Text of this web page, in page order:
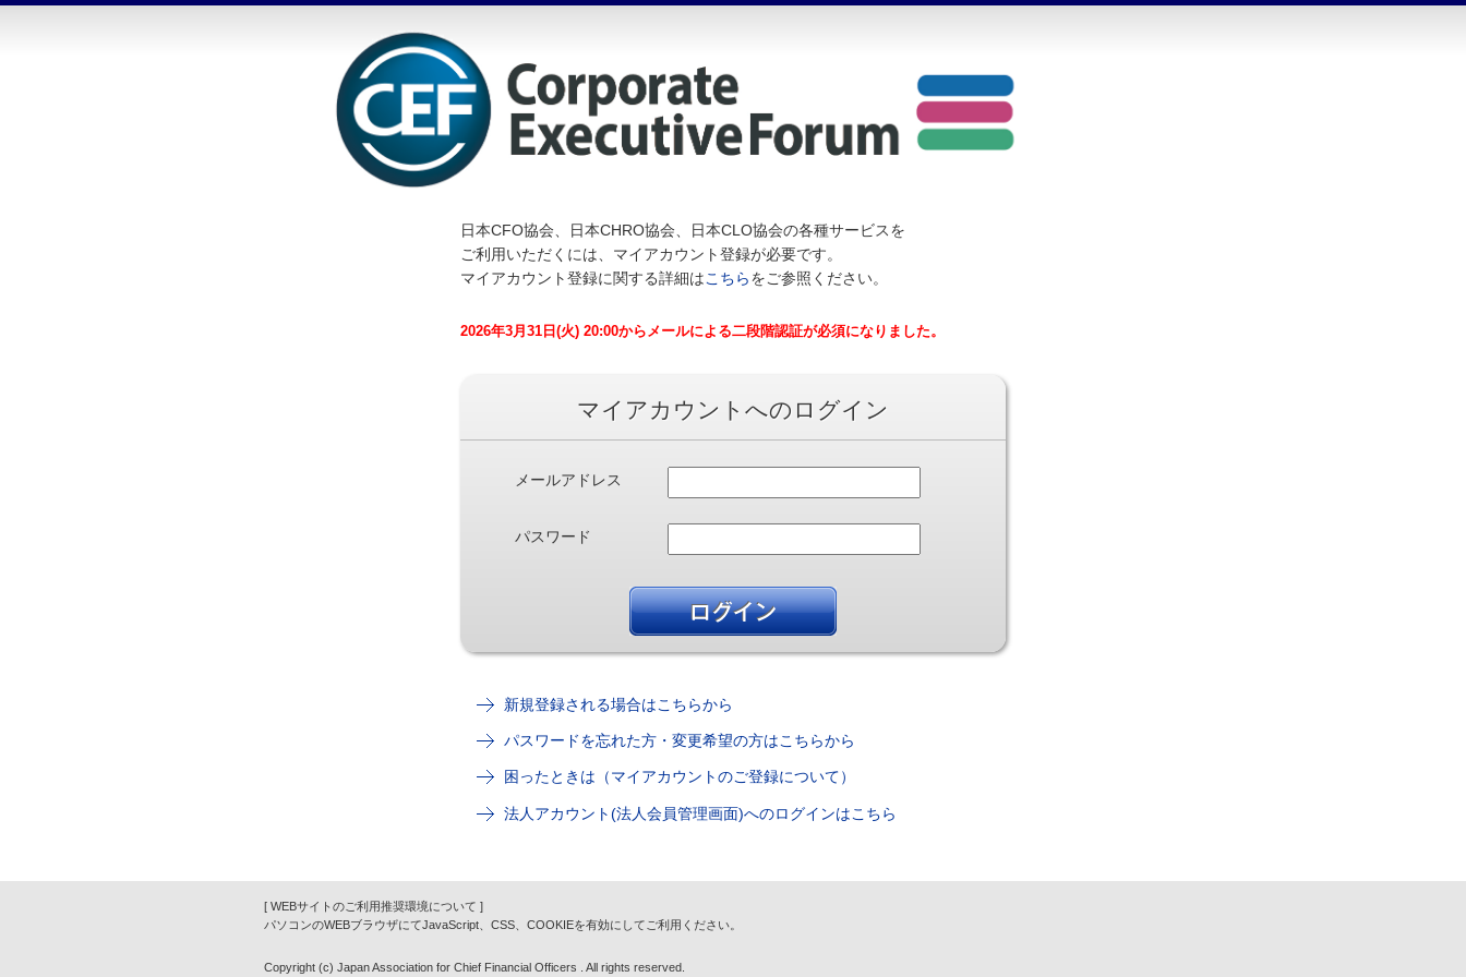
日本CFO協会、日本CHRO協会、日本CLO協会の各種サービスを
ご利用いただくには、マイアカウント登録が必要です。
マイアカウント登録に関する詳細はこちらをご参照ください。
2026年3月31日(火) 20:00からメールによる二段階認証が必須になりました。
マイアカウントへのログイン
メールアドレス
パスワード
新規登録される場合はこちらから
パスワードを忘れた方・変更希望の方はこちらから
困ったときは（マイアカウントのご登録について）
法人アカウント(法人会員管理画面)へのログインはこちら
[ WEBサイトのご利用推奨環境について ]
パソコンのWEBブラウザにてJavaScript、CSS、COOKIEを有効にしてご利用ください。
Copyright (c) Japan Association for Chief Financial Officers . All rights reserved.